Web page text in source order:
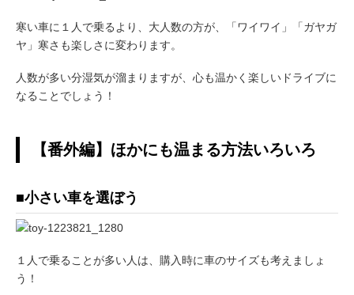
寒い車に１人で乗るより、大人数の方が、「ワイワイ」「ガヤガ
ヤ」寒さも楽しさに変わります。
人数が多い分湿気が溜まりますが、心も温かく楽しいドライブに
なることでしょう！
【番外編】ほかにも温まる方法いろいろ
■小さい車を選ぼう
１人で乗ることが多い人は、購入時に車のサイズも考えましょ
う！